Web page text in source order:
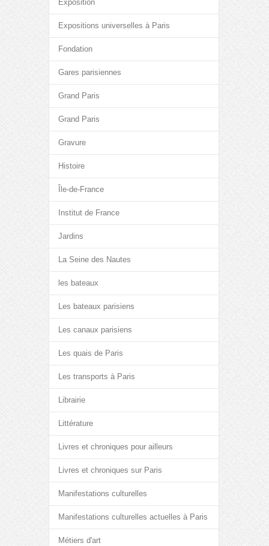
Exposition
Expositions universelles à Paris
Fondation
Gares parisiennes
Grand Paris
Grand Paris
Gravure
Histoire
Île-de-France
Institut de France
Jardins
La Seine des Nautes
les bateaux
Les bateaux parisiens
Les canaux parisiens
Les quais de Paris
Les transports à Paris
Librairie
Littérature
Livres et chroniques pour ailleurs
Livres et chroniques sur Paris
Manifestations culturelles
Manifestations culturelles actuelles à Paris
Métiers d'art